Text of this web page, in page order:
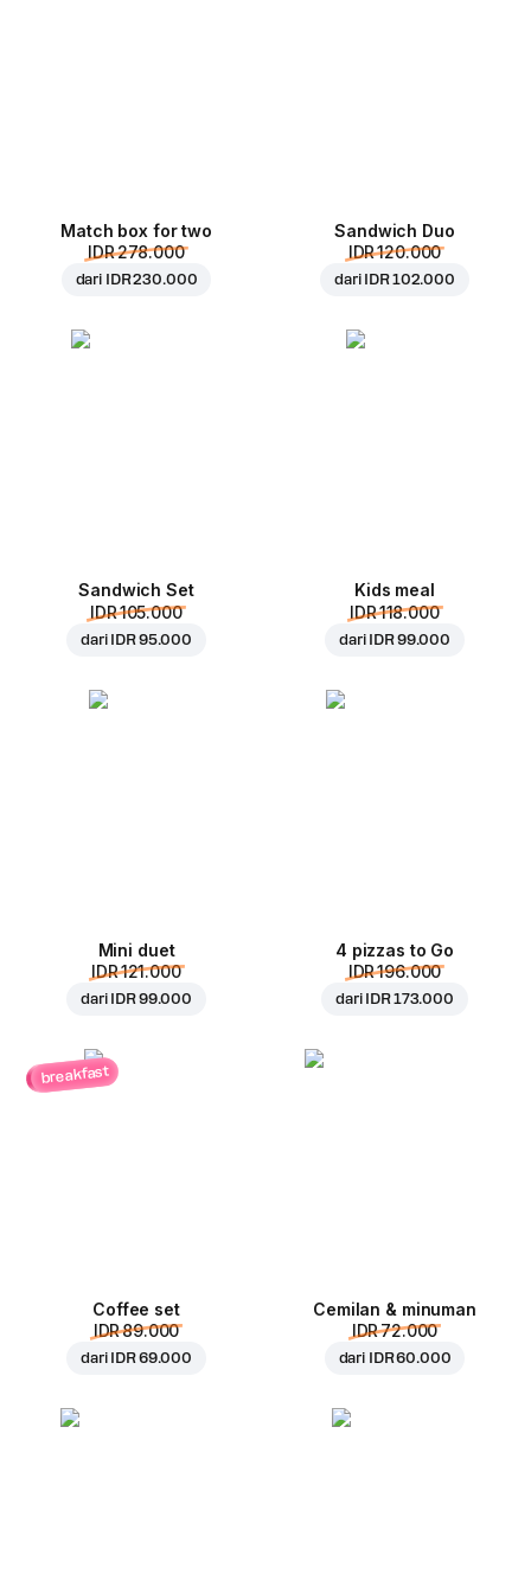
Match box for two
IDR 278.000
dari IDR 230.000
Sandwich Duo
IDR 120.000
dari IDR 102.000
Sandwich Set
IDR 105.000
dari IDR 95.000
Kids meal
IDR 118.000
dari IDR 99.000
Mini duet
IDR 121.000
dari IDR 99.000
4 pizzas to Go
IDR 196.000
dari IDR 173.000
breakfast
Coffee set
IDR 89.000
dari IDR 69.000
Cemilan & minuman
IDR 72.000
dari IDR 60.000